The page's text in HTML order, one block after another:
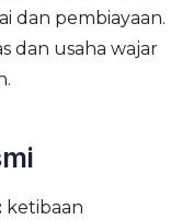
dan pembiayaan.
dan usaha wajar
ketibaan